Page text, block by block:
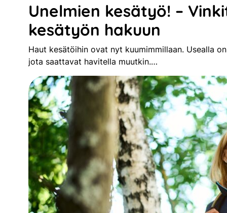
Unelmien kesätyö! –
kesätyön hakuun
Haut kesätöihin ovat nyt kuumimmillaan. Usealla
jota saattavat havitella muutkin.…